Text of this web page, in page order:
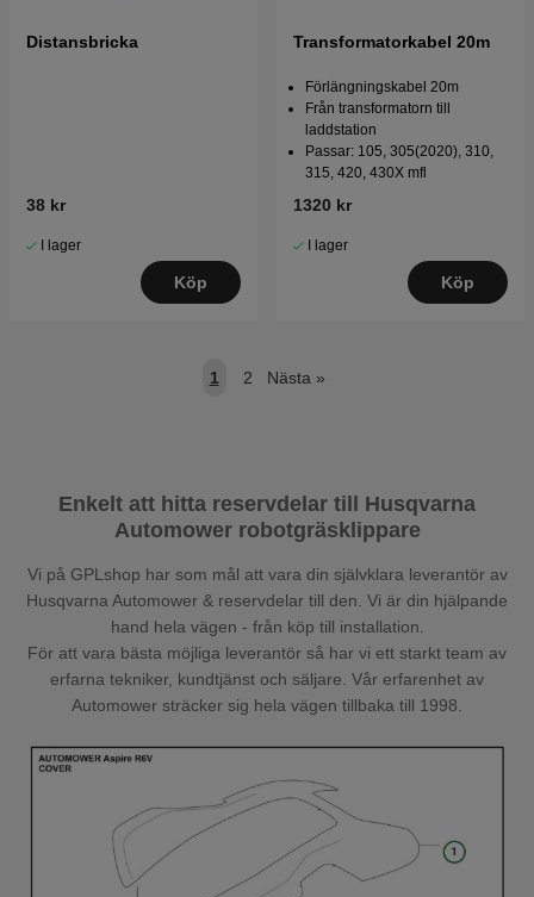
Distansbricka
38 kr
I lager
Köp
Transformatorkabel 20m
Förlängningskabel 20m
Från transformatorn till
laddstation
Passar: 105, 305(2020), 310,
315, 420, 430X mfl
1320 kr
I lager
Köp
1 2 Nästa »
Enkelt att hitta reservdelar till Husqvarna
Automower robotgräsklippare
Vi på GPLshop har som mål att vara din självklara leverantör av
Husqvarna Automower & reservdelar till den. Vi är din hjälpande
hand hela vägen - från köp till installation.
För att vara bästa möjliga leverantör så har vi ett starkt team av
erfarna tekniker, kundtjänst och säljare. Vår erfarenhet av
Automower sträcker sig hela vägen tillbaka till 1998.